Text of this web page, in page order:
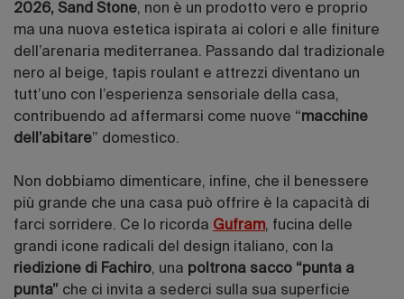
2026, Sand Stone, non è un prodotto vero e proprio
ma una nuova estetica ispirata ai colori e alle finiture
dell’arenaria mediterranea. Passando dal tradizionale
nero al beige, tapis roulant e attrezzi diventano un
tutt’uno con l’esperienza sensoriale della casa,
contribuendo ad affermarsi come nuove “macchine
dell’abitare” domestico.
Non dobbiamo dimenticare, infine, che il benessere
più grande che una casa può offrire è la capacità di
farci sorridere. Ce lo ricorda Gufram, fucina delle
grandi icone radicali del design italiano, con la
riedizione di Fachiro, una poltrona sacco “punta a
punta” che ci invita a sederci sulla sua superficie